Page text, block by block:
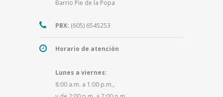
Barrio Pie de la Popa
PBX: (605) 6545253
Horario de atención
Lunes a viernes:
8:00 a.m. a 1:00 p.m.,